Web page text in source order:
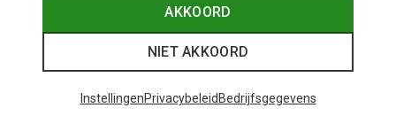
AKKOORD
NIET AKKOORD
InstellingenPrivacybeleid Bedrijfsgegevens